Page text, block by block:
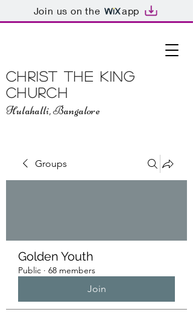
Join us on the app
Christ The King
Church
Hulahalli, Bangalore
Groups
Golden Youth
Public · 68 members
Join